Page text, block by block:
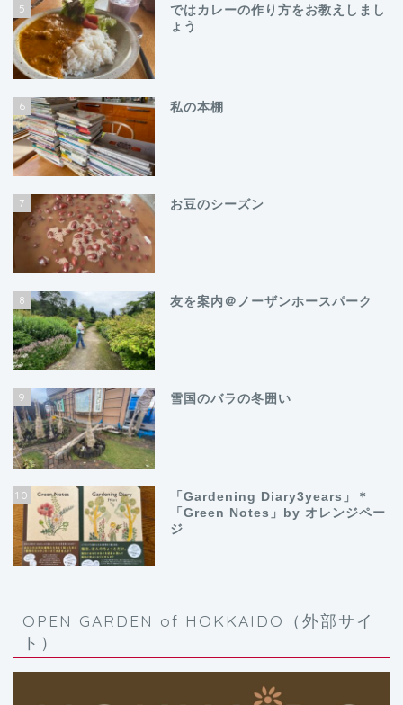
5
ではカレーの作り方をお教えしまし
ょう
6 私の本棚
7 お豆のシーズン
8 友を案内＠ノーザンホースパーク
9 雪国のバラの冬囲い
10
「Gardening Diary3years」＊
「Green Notes」by オレンジペー
ジ
OPEN GARDEN of HOKKAIDO（外部サイ
ト）